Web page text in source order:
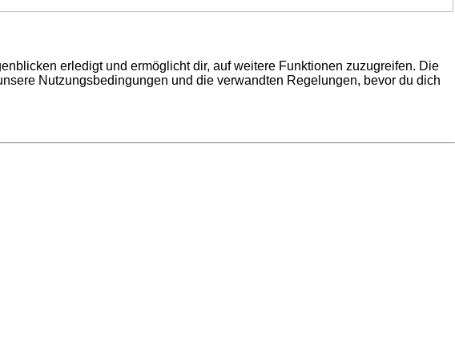
erledigt und ermöglicht dir, auf weitere Funktionen zuzugreifen. Die
Nutzungsbedingungen und die verwandten Regelungen, bevor du dich